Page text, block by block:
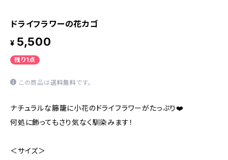
ドライフラワーの花カゴ
¥ 5,500
残り1点
この商品は送料無料です。
ナチュラルな籐籠に小花のドライフラワーがたっぷり❤️
何処に飾ってもさり気なく馴染みます！
＜サイズ＞